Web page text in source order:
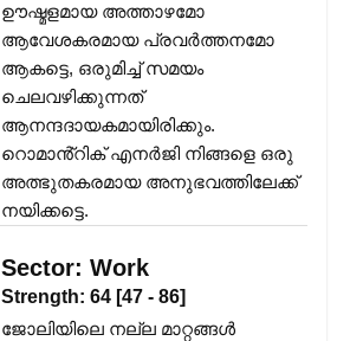
ഊഷ്മളമായ അത്താഴമോ
ആവേശകരമായ പ്രവർത്തനമോ
ആകട്ടെ, ഒരുമിച്ച് സമയം
ചെലവഴിക്കുന്നത്
ആനന്ദദായകമായിരിക്കും.
റൊമാൻ്റിക് എനർജി നിങ്ങളെ ഒരു
അത്ഭുതകരമായ അനുഭവത്തിലേക്ക്
നയിക്കട്ടെ.
Sector: Work
Strength: 64 [47 - 86]
ജോലിയിലെ നല്ല മാറ്റങ്ങൾ